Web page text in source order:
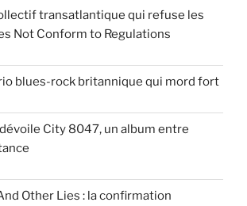
transatlantique qui refuse les
Not Conform to Regulations
blues-rock britannique qui mord fort
City 8047, un album entre
Other Lies : la confirmation